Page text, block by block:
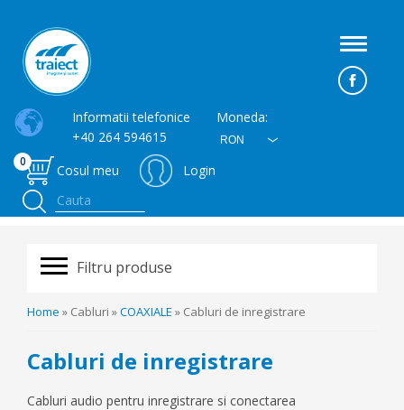
Toggle
Informatii telefonice
+40 264 594615
Moneda:
RON
Cosul meu
0
Login
Filtru produse
Home » Cabluri »COAXIALE » Cabluri de inregistrare
Cabluri de inregistrare
Cabluri audio pentru inregistrare si conectarea